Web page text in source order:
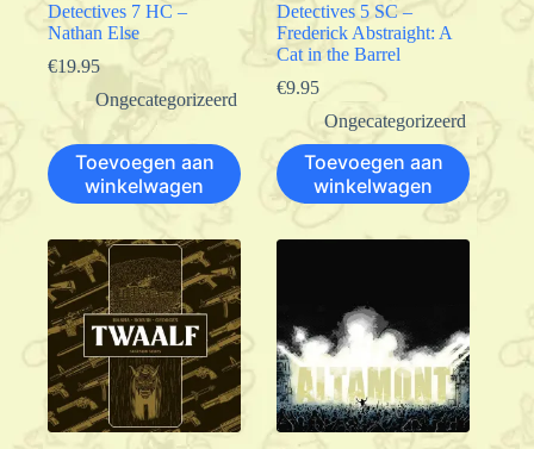
Detectives 7 HC –
Nathan Else
€19.95
Ongecategorizeerd
Toevoegen aan
winkelwagen
Detectives 5 SC –
Frederick Abstraight: A
Cat in the Barrel
€9.95
Ongecategorizeerd
Toevoegen aan
winkelwagen